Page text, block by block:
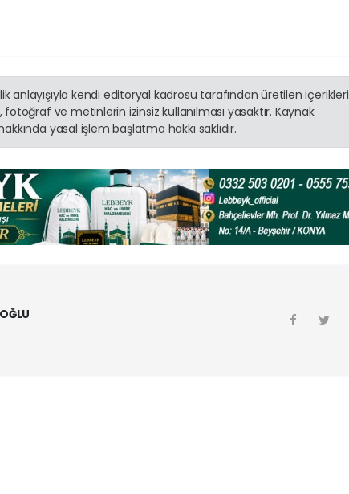
anlayışıyla kendi editoryal kadrosu tarafından üretilen içerikleri
ve metinlerin izinsiz kullanılması yasaktır. Kaynak
yasal işlem başlatma hakkı saklıdır.